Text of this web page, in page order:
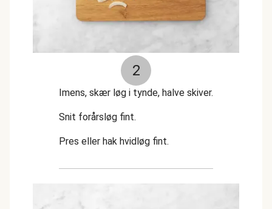
2
Imens, skær løg i tynde, halve skiver.
Snit forårsløg fint.
Pres eller hak hvidløg fint.